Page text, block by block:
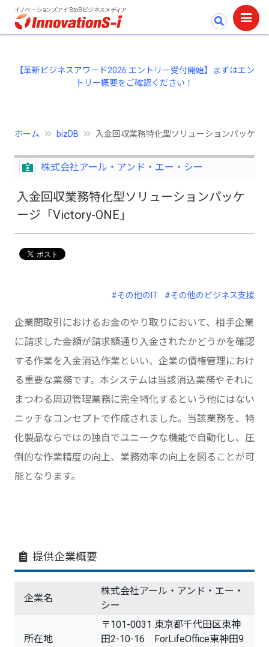
イノベーションズアイ BtoBビジネスメディア
【革新ビジネスアワード2026 エントリー受付開始】まずはエン
トリー概要をご確認ください！
ホーム bizDB 入金回収業務特化型ソリューションパッケー
株式会社アール・アンド・エー・シー
入金回収業務特化型ソリューションパッケ
ージ「Victory-ONE」
#その他のIT #その他のビジネス支援
企業間取引におけるお金のやり取りにおいて、相手企業
に請求した金額が請求額通り入金されたかどうかを確認
する作業を入金消込作業といい、企業の債権管理におけ
る重要な業務です。本システムは当該消込業務やそれに
まつわる周辺管理業務に完全特化するという他にはない
ニッチなコンセプトで作成されました。当該業務を、特
化製品ならではの独自でユニークな機能で自動化し、圧
倒的な作業精度の向上、業務効率の向上を図ることが可
能となります。
提供企業概要
企業名
株式会社アール・アンド・エー・
シー
所在地
〒101-0031 東京都千代田区東神
田2-10-16 ForLifeOffice東神田9